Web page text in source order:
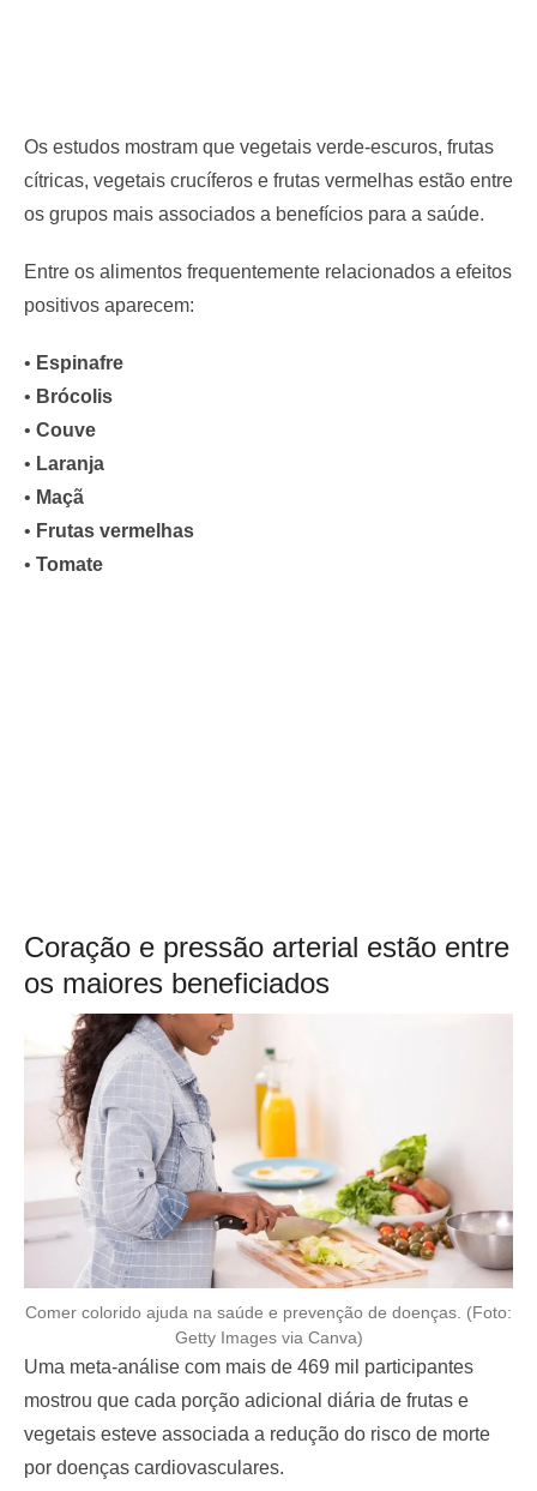
Os estudos mostram que vegetais verde-escuros, frutas
cítricas, vegetais crucíferos e frutas vermelhas estão entre
os grupos mais associados a benefícios para a saúde.
Entre os alimentos frequentemente relacionados a efeitos
positivos aparecem:
• Espinafre
• Brócolis
• Couve
• Laranja
• Maçã
• Frutas vermelhas
• Tomate
Coração e pressão arterial estão entre
os maiores beneficiados
Comer colorido ajuda na saúde e prevenção de doenças. (Foto:
Getty Images via Canva)
Uma meta-análise com mais de 469 mil participantes
mostrou que cada porção adicional diária de frutas e
vegetais esteve associada a redução do risco de morte
por doenças cardiovasculares.